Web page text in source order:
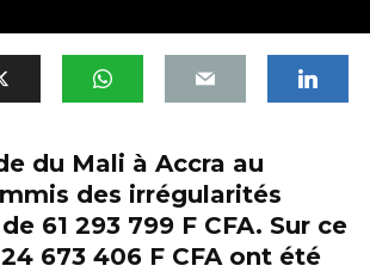
du Mali à Accra au
des irrégularités
61 293 799 F CFA. Sur ce
673 406 F CFA ont été